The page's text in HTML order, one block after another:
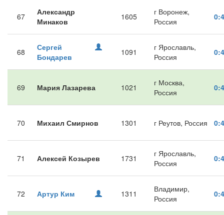
67
Александр
Минаков
1605
г Воронеж,
Россия
68
Сергей
Бондарев
1091
г Ярославль,
Россия
69 Мария Лазарева 1021
г Москва,
Россия
70 Михаил Смирнов 1301 г Реутов, Россия
71 Алексей Козырев 1731
г Ярославль,
Россия
72 Артур Ким 1311
Владимир,
Россия